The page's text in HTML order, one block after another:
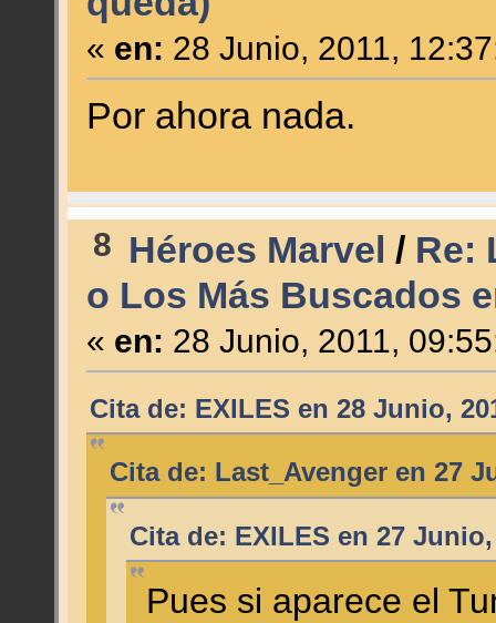
« en: 28 Junio, 2011,
Por ahora nada.
8 Héroes Marvel / Re:
o Los Más Buscados
« en: 28 Junio, 2011,
Cita de: EXILES en 28 Junio,
Cita de: Last_Avenger en 27
Cita de: EXILES en 27
Pues si aparece el